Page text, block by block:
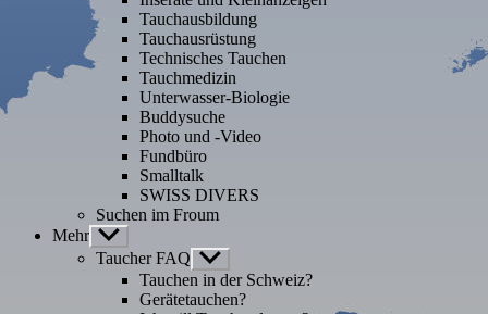
Tauchausbildung
Tauchausrüstung
Technisches Tauchen
Tauchmedizin
Unterwasser-Biologie
Buddysuche
Photo und -Video
Fundbüro
Smalltalk
SWISS DIVERS
Suchen im Froum
Mehr Untermenü
anzeigen
Taucher FAQ Untermenü
anzeigen
Tauchen in der Schweiz?
Gerätetauchen?